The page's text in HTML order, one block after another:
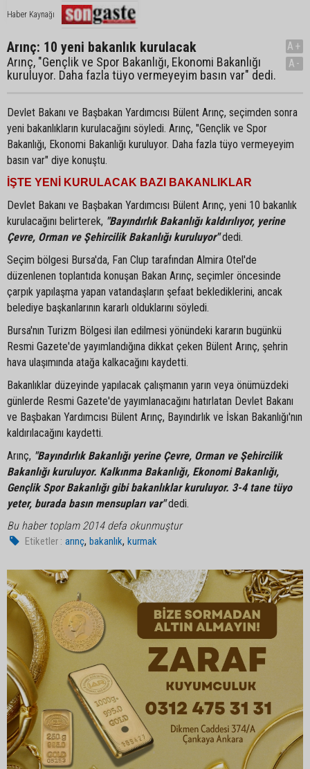
Haber Kaynağı
Arınç: 10 yeni bakanlık kurulacak
Arınç, "Gençlik ve Spor Bakanlığı, Ekonomi Bakanlığı
kuruluyor. Daha fazla tüyo vermeyeyim basın var" dedi.
A+
A-
Devlet Bakanı ve Başbakan Yardımcısı Bülent Arınç, seçimden sonra
yeni bakanlıkların kurulacağını söyledi. Arınç, "Gençlik ve Spor
Bakanlığı, Ekonomi Bakanlığı kuruluyor. Daha fazla tüyo vermeyeyim
basın var" diye konuştu.
İŞTE YENİ KURULACAK BAZI BAKANLIKLAR
Devlet Bakanı ve Başbakan Yardımcısı Bülent Arınç, yeni 10 bakanlık
kurulacağını belirterek, "Bayındırlık Bakanlığı kaldırılıyor, yerine
Çevre, Orman ve Şehircilik Bakanlığı kuruluyor"dedi.
Seçim bölgesi Bursa'da, Fan Clup tarafından Almira Otel'de
düzenlenen toplantıda konuşan Bakan Arınç, seçimler öncesinde
çarpık yapılaşma yapan vatandaşların şefaat beklediklerini, ancak
belediye başkanlarının kararlı olduklarını söyledi.
Bursa'nın Turizm Bölgesi ilan edilmesi yönündeki kararın bugünkü
Resmi Gazete'de yayımlandığına dikkat çeken Bülent Arınç, şehrin
hava ulaşımında atağa kalkacağını kaydetti.
Bakanlıklar düzeyinde yapılacak çalışmanın yarın veya önümüzdeki
günlerde Resmi Gazete'de yayımlanacağını hatırlatan Devlet Bakanı
ve Başbakan Yardımcısı Bülent Arınç, Bayındırlık ve İskan Bakanlığı'nın
kaldırılacağını kaydetti.
Arınç, "Bayındırlık Bakanlığı yerine Çevre, Orman ve Şehircilik
Bakanlığı kuruluyor. Kalkınma Bakanlığı, Ekonomi Bakanlığı,
Gençlik Spor Bakanlığı gibi bakanlıklar kuruluyor. 3-4 tane tüyo
yeter, burada basın mensupları var"dedi.
Bu haber toplam 2014 defa okunmuştur
Etiketler : arınç,bakanlık,kurmak